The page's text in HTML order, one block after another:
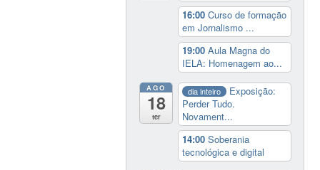
16:00Curso de formação
em Jornalismo ...
19:00Aula Magna do
IELA: Homenagem ao...
AGO
18
ter
dia inteiro
Exposição:
Perder Tudo.
Novament...
14:00Soberania
tecnológica e digital